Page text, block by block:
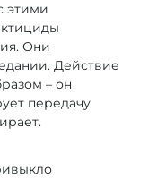
этими
Они
Действие
– он
передачу